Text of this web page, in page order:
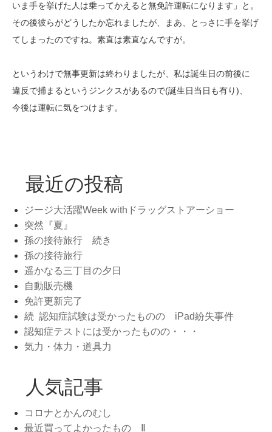
いま手を挙げた人は乗ってかえると無免許運転になります」と。
その後彼らがどうしたか忘れましたが、まあ、とっさに手を挙げ
てしまったのですね。素直は素直なんですが。
というわけで無事更新は終わりましたが、私は誕生日の前後に
違反で捕まるというジンクスがあるので(誕生日当日も有り)、
今後は運転に気をつけます。
最近の投稿
ジージ大活躍Week withドラッグストアーショー
突然『夏』
孫の接待旅行 続き
孫の接待旅行
遥かなる三丁目の夕日
自動販売機
免許更新完了
続 認知症試験は受かったものの iPad紛失事件
認知症テストには受かったものの・・・
気力・体力・道具力
人気記事
コロナとかんのむし
最近買ってよかったもの Ⅱ